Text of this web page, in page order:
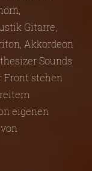
Gitarre,
Akkordeon
Sounds
Front stehen
eigenen